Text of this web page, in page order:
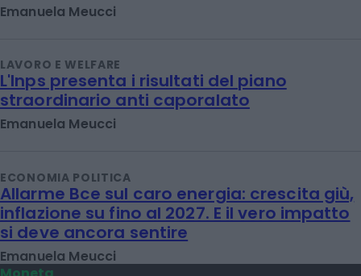
Emanuela Meucci
LAVORO E WELFARE
L'Inps presenta i risultati del piano
straordinario anti caporalato
Emanuela Meucci
ECONOMIA POLITICA
Allarme Bce sul caro energia: crescita giù,
inflazione su fino al 2027. E il vero impatto
si deve ancora sentire
Emanuela Meucci